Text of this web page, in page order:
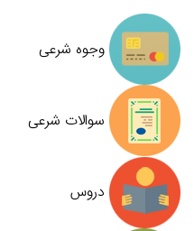
وجوه شرعی
سوالات شرعی
دروس